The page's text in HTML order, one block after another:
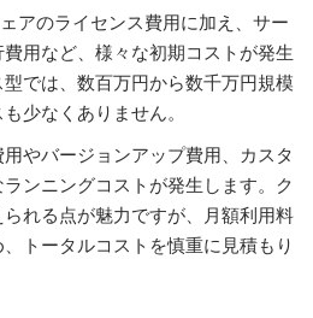
アのライセンス費用に加え、サー
用など、様々な初期コストが発生
では、数百万円から数千万円規模
少なくありません。
やバージョンアップ費用、カスタ
ンニングコストが発生します。ク
れる点が魅力ですが、月額利用料
トータルコストを慎重に見積もり